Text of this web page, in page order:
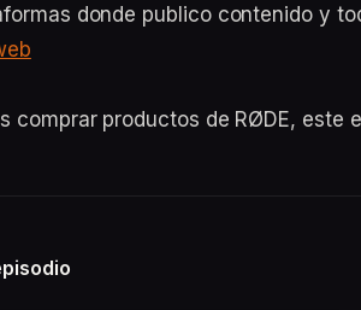
donde publico contenido y
comprar productos de RØDE, este